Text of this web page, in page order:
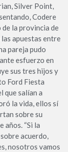
Silver Point,
Codere
de la provincia de
las apuestas entre
pareja pudo
esfuerzo en
sus tres hijos y
Ford Fiesta
que salían a
la vida, ellos sí
sobre su
años. “Si la
acuerdo,
nosotros vamos